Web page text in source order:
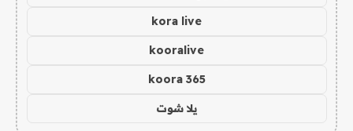
kora live
kooralive
koora 365
يلا شوت